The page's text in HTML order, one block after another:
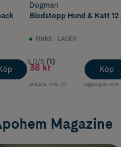
Dogman
Blodstopp Hund & Katt 12
FINNS I LAGER
5.0/5 (1)
38 kr
Ord.pris 47 kr Lägsta pris 40 kr
Köp
Magazine